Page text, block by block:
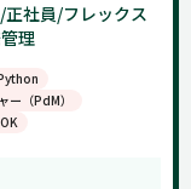
社員/フレックス
理
ー（PdM）